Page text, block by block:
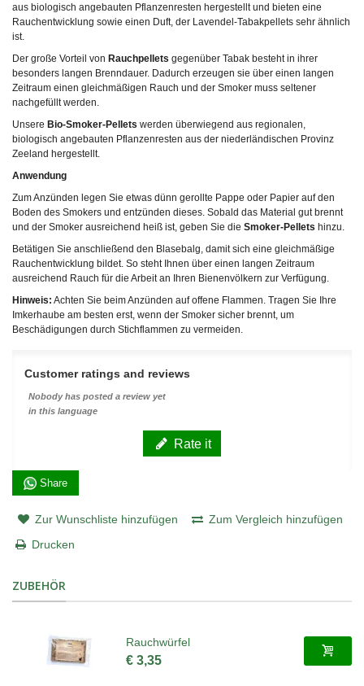
aus biologisch angebauten Pflanzenresten hergestellt und bieten eine
Rauchentwicklung sowie einen Duft, der Lavendel-Tabakpellets sehr ähnlich
ist.
Der große Vorteil von Rauchpellets gegenüber Tabak besteht in ihrer
besonders langen Brenndauer. Dadurch erzeugen sie über einen langen
Zeitraum einen gleichmäßigen Rauch und der Smoker muss seltener
nachgefüllt werden.
Unsere Bio-Smoker-Pellets werden überwiegend aus regionalen,
biologisch angebauten Pflanzenresten aus der niederländischen Provinz
Zeeland hergestellt.
Anwendung
Zum Anzünden legen Sie etwas dünn gerollte Pappe oder Papier auf den
Boden des Smokers und entzünden dieses. Sobald das Material gut brennt
und der Smoker ausreichend heiß ist, geben Sie die Smoker-Pellets hinzu.
Betätigen Sie anschließend den Blasebalg, damit sich eine gleichmäßige
Rauchentwicklung bildet. So steht Ihnen über einen langen Zeitraum
ausreichend Rauch für die Arbeit an Ihren Bienenvölkern zur Verfügung.
Hinweis: Achten Sie beim Anzünden auf offene Flammen. Tragen Sie Ihre
Imkerhaube am besten erst, wenn der Smoker sicher brennt, um
Beschädigungen durch Stichflammen zu vermeiden.
Customer ratings and reviews
Nobody has posted a review yet
in this language
Rate it
Share
Zur Wunschliste hinzufügen
Zum Vergleich hinzufügen
Drucken
ZUBEHÖR
Rauchwürfel
€ 3,35